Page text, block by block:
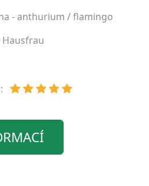
- anthurium / flamingo
: